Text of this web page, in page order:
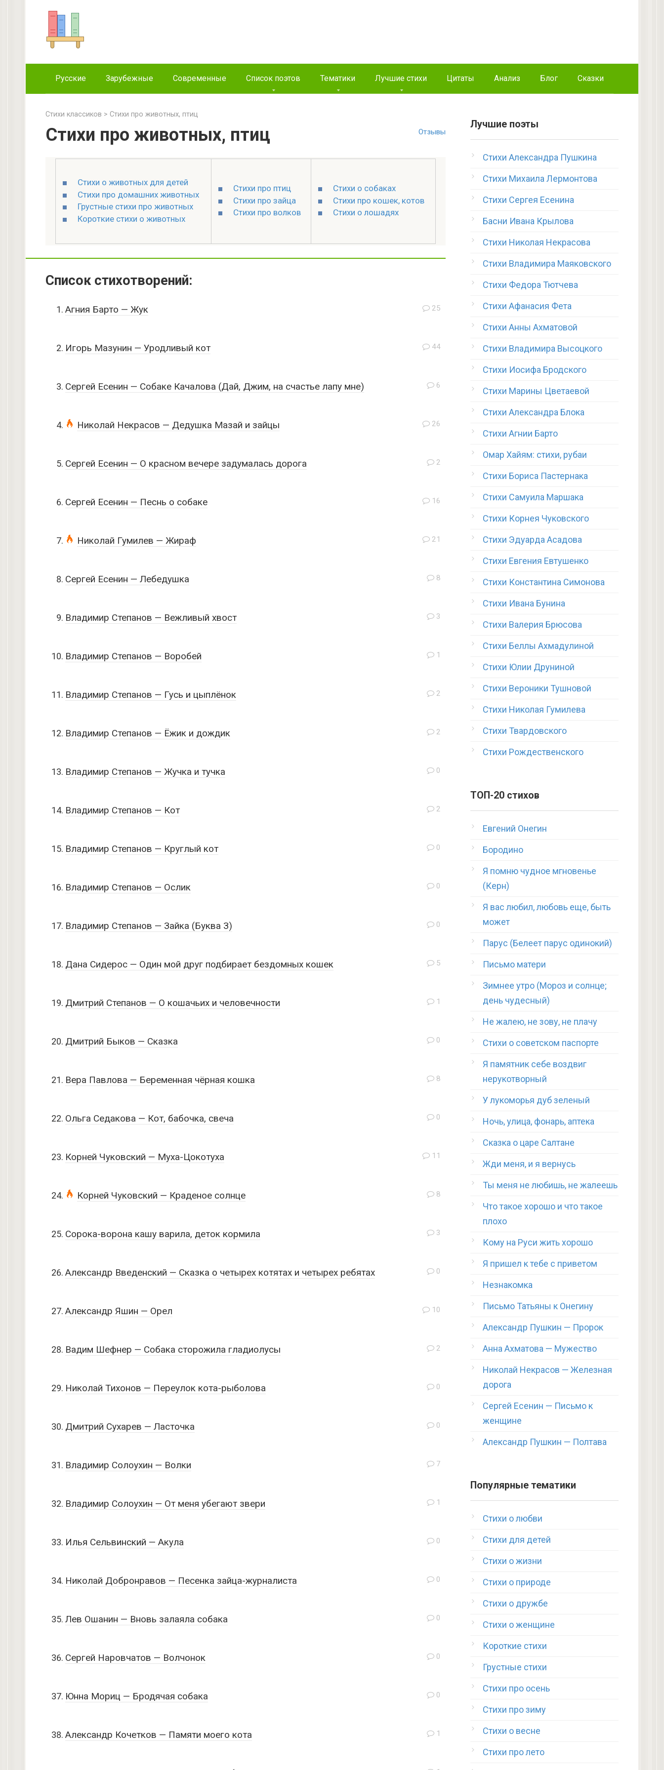
Русские Зарубежные Современные Список поэтов Тематики Лучшие стихи Цитаты Анализ Блог Сказки
Стихи классиков > Стихи про животных, птиц
Отзывы
Стихи про животных, птиц
Стихи о животных для детей
Стихи про домашних животных
Грустные стихи про животных
Короткие стихи о животных
Стихи про птиц
Стихи про зайца
Стихи про волков
Стихи о собаках
Стихи про кошек, котов
Стихи о лошадях
Список стихотворений:
25
Агния Барто — Жук
44
Игорь Мазунин — Уродливый кот
6
Сергей Есенин — Собаке Качалова (Дай, Джим, на счастье лапу мне)
26
Николай Некрасов — Дедушка Мазай и зайцы
2
Сергей Есенин — О красном вечере задумалась дорога
16
Сергей Есенин — Песнь о собаке
21
Николай Гумилев — Жираф
8
Сергей Есенин — Лебедушка
3
Владимир Степанов — Вежливый хвост
1
Владимир Степанов — Воробей
2
Владимир Степанов — Гусь и цыплёнок
2
Владимир Степанов — Ёжик и дождик
0
Владимир Степанов — Жучка и тучка
2
Владимир Степанов — Кот
0
Владимир Степанов — Круглый кот
0
Владимир Степанов — Ослик
0
Владимир Степанов — Зайка (Буква З)
5
Дана Сидерос — Один мой друг подбирает бездомных кошек
1
Дмитрий Степанов — О кошачьих и человечности
0
Дмитрий Быков — Сказка
8
Вера Павлова — Беременная чёрная кошка
0
Ольга Седакова — Кот, бабочка, свеча
11
Корней Чуковский — Муха-Цокотуха
8
Корней Чуковский — Краденое солнце
3
Сорока-ворона кашу варила, деток кормила
0
Александр Введенский — Сказка о четырех котятах и четырех ребятах
10
Александр Яшин — Орел
2
Вадим Шефнер — Собака сторожила гладиолусы
0
Николай Тихонов — Переулок кота-рыболова
0
Дмитрий Сухарев — Ласточка
7
Владимир Солоухин — Волки
1
Владимир Солоухин — От меня убегают звери
0
Илья Сельвинский — Акула
0
Николай Добронравов — Песенка зайца-журналиста
0
Лев Ошанин — Вновь залаяла собака
0
Сергей Наровчатов — Волчонок
0
Юнна Мориц — Бродячая собака
1
Александр Кочетков — Памяти моего кота
Лучшие поэты
Стихи Александра Пушкина
Стихи Михаила Лермонтова
Стихи Сергея Есенина
Басни Ивана Крылова
Стихи Николая Некрасова
Стихи Владимира Маяковского
Стихи Федора Тютчева
Стихи Афанасия Фета
Стихи Анны Ахматовой
Стихи Владимира Высоцкого
Стихи Иосифа Бродского
Стихи Марины Цветаевой
Стихи Александра Блока
Стихи Агнии Барто
Омар Хайям: стихи, рубаи
Стихи Бориса Пастернака
Стихи Самуила Маршака
Стихи Корнея Чуковского
Стихи Эдуарда Асадова
Стихи Евгения Евтушенко
Стихи Константина Симонова
Стихи Ивана Бунина
Стихи Валерия Брюсова
Стихи Беллы Ахмадулиной
Стихи Юлии Друниной
Стихи Вероники Тушновой
Стихи Николая Гумилева
Стихи Твардовского
Стихи Рождественского
ТОП-20 стихов
Евгений Онегин
Бородино
Я помню чудное мгновенье
(Керн)
Я вас любил, любовь еще, быть
может
Парус (Белеет парус одинокий)
Письмо матери
Зимнее утро (Мороз и солнце;
день чудесный)
Не жалею, не зову, не плачу
Стихи о советском паспорте
Я памятник себе воздвиг
нерукотворный
У лукоморья дуб зеленый
Ночь, улица, фонарь, аптека
Сказка о царе Салтане
Жди меня, и я вернусь
Ты меня не любишь, не жалеешь
Что такое хорошо и что такое
плохо
Кому на Руси жить хорошо
Я пришел к тебе с приветом
Незнакомка
Письмо Татьяны к Онегину
Александр Пушкин — Пророк
Анна Ахматова — Мужество
Николай Некрасов — Железная
дорога
Сергей Есенин — Письмо к
женщине
Александр Пушкин — Полтава
Популярные тематики
Стихи о любви
Стихи для детей
Стихи о жизни
Стихи о природе
Стихи о дружбе
Стихи о женщине
Короткие стихи
Грустные стихи
Стихи про осень
Стихи про зиму
Стихи о весне
Стихи про лето